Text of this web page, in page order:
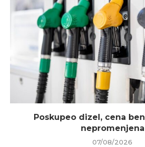
Poskupeo dizel, cena
nepromenjena
07/08/2026